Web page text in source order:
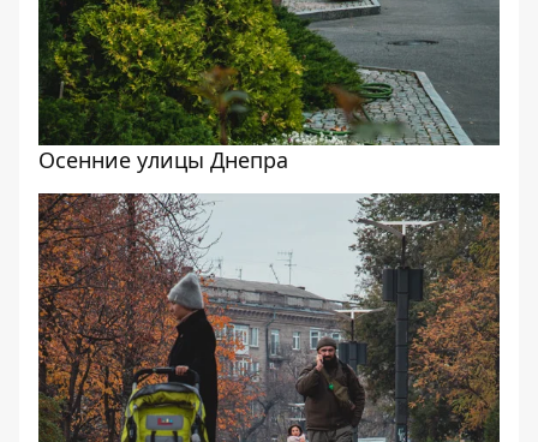
Осенние улицы Днепра